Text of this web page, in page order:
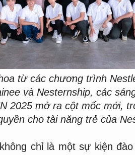
từ các chương trình
và Nesternship, các
2025 mở ra cột mốc mới,
cho tài năng trẻ của
chỉ là một sự kiện